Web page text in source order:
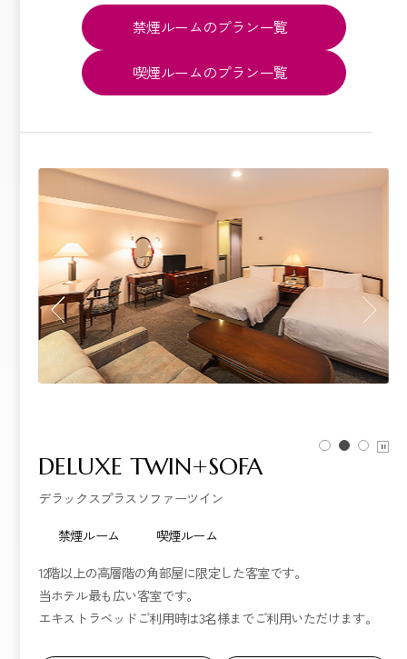
禁煙ルームのプラン一覧
喫煙ルームのプラン一覧
DELUXE TWIN+SOFA
デラックスプラスソファーツイン
禁煙ルーム
喫煙ルーム
12階以上の高層階の角部屋に限定した客室です。
当ホテル最も広い客室です。
エキストラベッドご利用時は3名様までご利用いただけます。